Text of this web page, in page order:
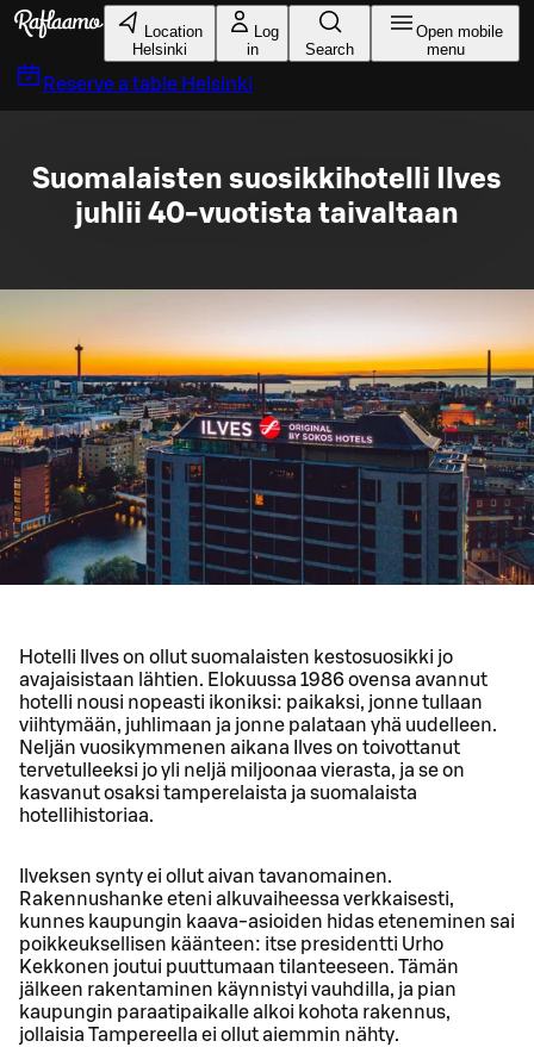
Skip to main content
Location
Helsinki
Log
in
Search
Open mobile
menu
Reserve a table Helsinki
Suomalaisten suosikkihotelli Ilves
juhlii 40-vuotista taivaltaan
Hotelli Ilves on ollut suomalaisten kestosuosikki jo
avajaisistaan lähtien. Elokuussa 1986 ovensa avannut
hotelli nousi nopeasti ikoniksi: paikaksi, jonne tullaan
viihtymään, juhlimaan ja jonne palataan yhä uudelleen.
Neljän vuosikymmenen aikana Ilves on toivottanut
tervetulleeksi jo yli neljä miljoonaa vierasta, ja se on
kasvanut osaksi tamperelaista ja suomalaista
hotellihistoriaa.
Ilveksen synty ei ollut aivan tavanomainen.
Rakennushanke eteni alkuvaiheessa verkkaisesti,
kunnes kaupungin kaava-asioiden hidas eteneminen sai
poikkeuksellisen käänteen: itse presidentti Urho
Kekkonen joutui puuttumaan tilanteeseen. Tämän
jälkeen rakentaminen käynnistyi vauhdilla, ja pian
kaupungin paraatipaikalle alkoi kohota rakennus,
jollaisia Tampereella ei ollut aiemmin nähty.